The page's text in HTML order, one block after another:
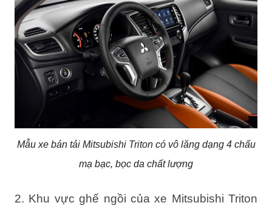
Mẫu xe bán tải Mitsubishi Triton có vô lăng dạng 4 chấu
mạ bạc, bọc da chất lượng
2. Khu vực ghế ngồi của xe Mitsubishi Triton